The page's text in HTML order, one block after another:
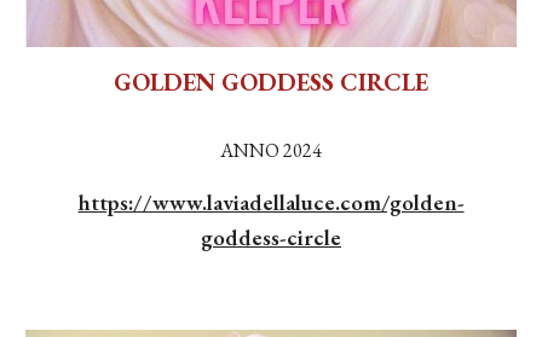
GOLDEN GODDESS CIRCLE
ANNO 2024
https://www.laviadellaluce.com/golden-
goddess-circle